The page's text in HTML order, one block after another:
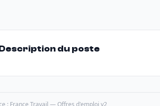
du poste
: France Travail — Offres d'emploi v2